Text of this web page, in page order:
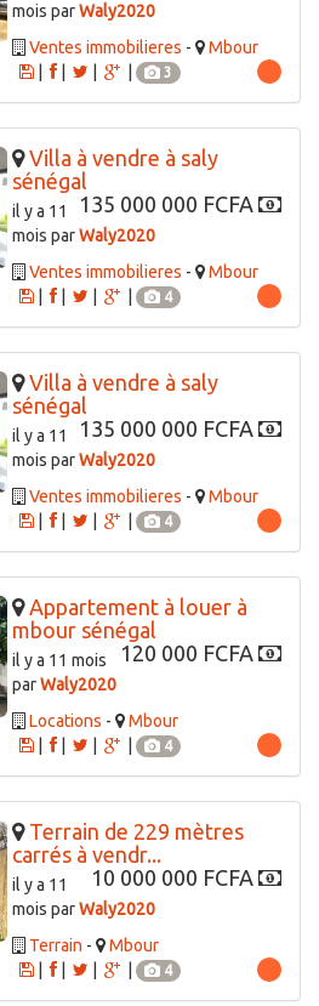
mois parWaly2020
Ventes immobilieres -
Mbour
|
3
Villa à vendre à saly
sénégal
135 000 000 FCFA
il y a 11
mois parWaly2020
Ventes immobilieres -
Mbour
|
4
Villa à vendre à saly
sénégal
135 000 000 FCFA
il y a 11
mois parWaly2020
Ventes immobilieres -
Mbour
|
4
Appartement à louer à
mbour sénégal
120 000 FCFA
il y a 11 mois
parWaly2020
Locations -
Mbour
|
4
Terrain de 229 mètres
carrés à vendr...
10 000 000 FCFA
il y a 11
mois parWaly2020
Terrain -
Mbour
|
4